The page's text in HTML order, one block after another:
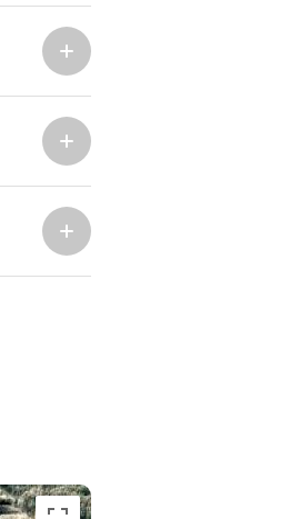
Marina Trogir - ACI
Marina Trogir - SCT
ACI Marina Dubrovnik,
Komolac